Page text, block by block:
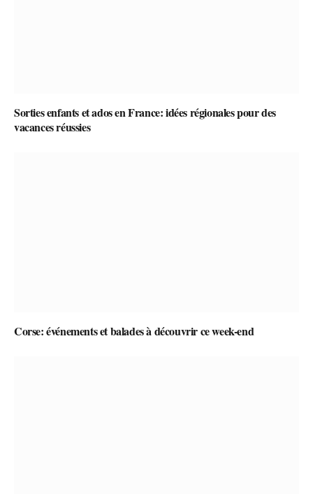
Sorties enfants et ados en France: idées régionales pour des
vacances réussies
Corse: événements et balades à découvrir ce week-end